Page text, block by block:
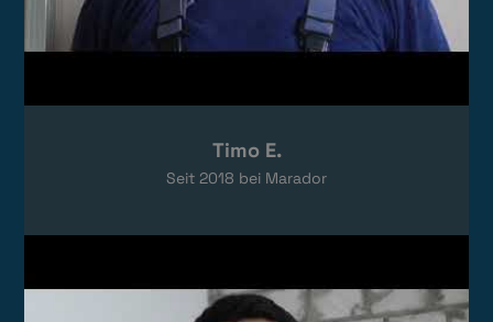
Timo E.
Seit 2018 bei Marador